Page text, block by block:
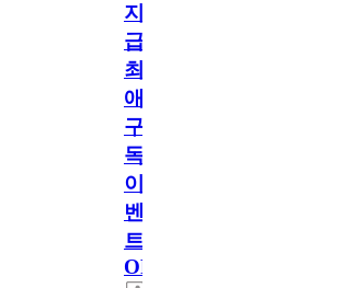
지
급!
최
애
구
독
이
벤
트
OPEN!